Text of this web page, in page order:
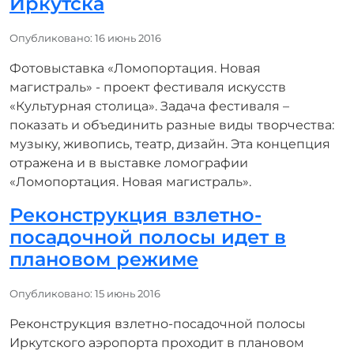
Информация о материале
Опубликовано: 16 июнь 2016
Фотовыставка «Ломопортация. Новая
магистраль» - проект фестиваля искусств
«Культурная столица». Задача фестиваля –
показать и объединить разные виды творчества:
музыку, живопись, театр, дизайн. Эта концепция
отражена и в выставке ломографии
«Ломопортация. Новая магистраль».
Реконструкция взлетно-
посадочной полосы идет в
плановом режиме
Информация о материале
Опубликовано: 15 июнь 2016
Реконструкция взлетно-посадочной полосы
Иркутского аэропорта проходит в плановом